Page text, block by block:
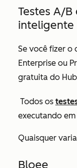
Testes A/
inteligente
Se você fizer o
Enterprise ou
gratuita do
Todos os
executando
Quaisquer
Bloee